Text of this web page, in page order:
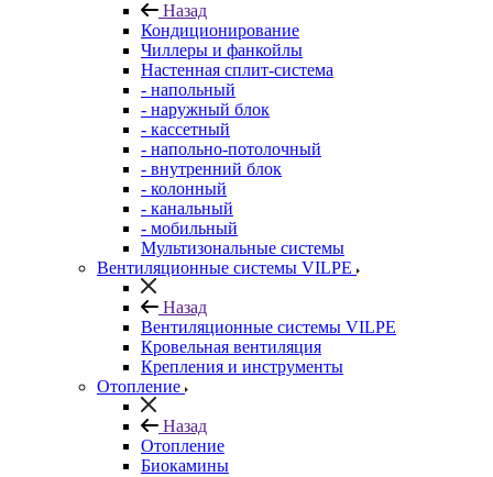
Назад
Кондиционирование
Чиллеры и фанкойлы
Настенная сплит-система
- напольный
- наружный блок
- кассетный
- напольно-потолочный
- внутренний блок
- колонный
- канальный
- мобильный
Мультизональные системы
Вентиляционные системы VILPE
Назад
Вентиляционные системы VILPE
Кровельная вентиляция
Крепления и инструменты
Отопление
Назад
Отопление
Биокамины